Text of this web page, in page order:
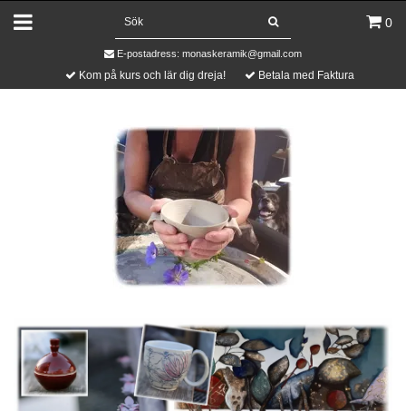
0
E-postadress: monaskeramik@gmail.com
Kom på kurs och lär dig dreja! Betala med Faktura